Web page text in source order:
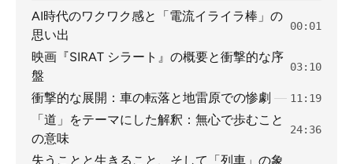
AI時代のワクワク感と「電流イライラ棒」の
思い出
00:01
映画『SIRAT シラート』の概要と衝撃的な序
盤
03:10
衝撃的な展開：車の転落と地雷原での惨劇 11:19
「道」をテーマにした解釈：無心で歩むこと
の意味
24:36
失うことと生きること、そして「列車」の象